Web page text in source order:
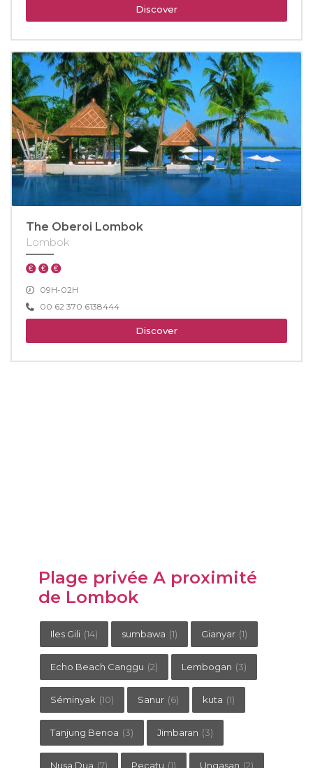
Discover
The Oberoi Lombok
Lombok
09H-02H
00 62 370 6138444
Discover
Plage privée A proximité
de Lombok
Iles Gili (14) sumbawa (1) Gianyar (1)
Echo Beach Canggu (2) Lembogan (3)
Séminyak (10) Sanur (6) kuta (1)
Tanjung Benoa (3) Jimbaran (3)
Nusa Dua (7) Pecatu (1) Ungasan (2)